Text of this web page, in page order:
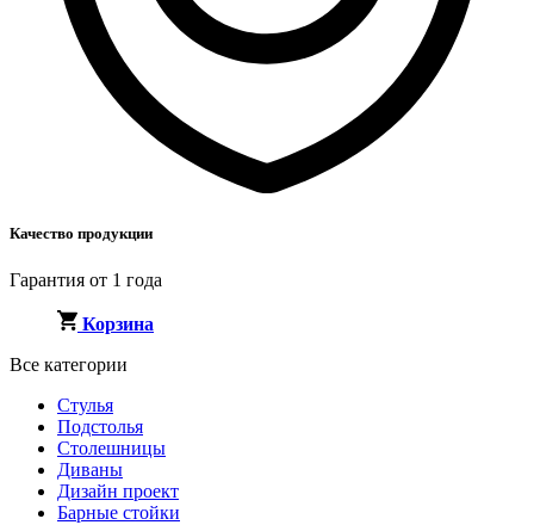
Качество продукции
Гарантия от 1 года
Корзина
Все категории
Стулья
Подстолья
Столешницы
Диваны
Дизайн проект
Барные стойки